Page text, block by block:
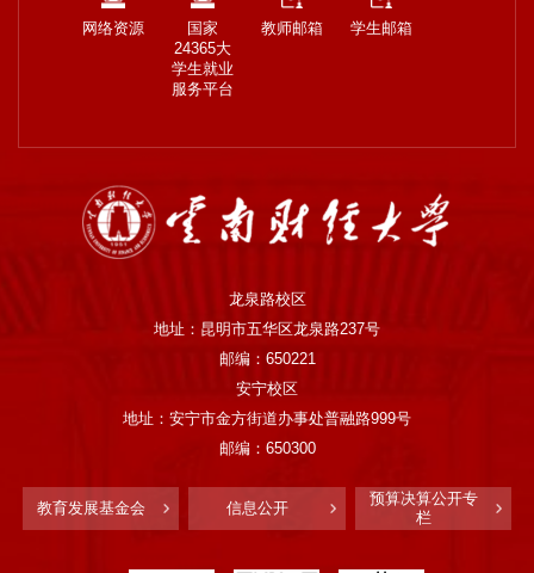
网络资源
国家
24365大
学生就业
服务平台
教师邮箱 学生邮箱
龙泉路校区
地址：昆明市五华区龙泉路237号
邮编：650221
安宁校区
地址：安宁市金方街道办事处普融路999号
邮编：650300
教育发展基金会 信息公开
预算决算公开专
栏